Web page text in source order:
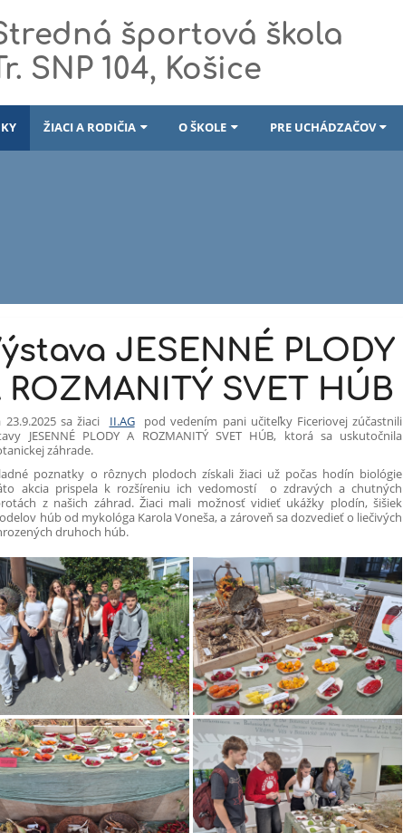
športová škola
SNP 104, Košice
ŽIACI A RODIČIA O ŠKOLE PRE UCHÁDZAČOV
JESENNÉ PLODY
ROZMANITÝ SVET HÚB
23.9.2025 sa žiaci II.AGpod vedením pani učiteľky Ficeriovej zúčastnili
JESENNÉ PLODY A ROZMANITÝ SVET HÚB, ktorá sa uskutočnila
záhrade.
poznatky o rôznych plodoch získali žiaci už počas hodín biológie
akcia prispela k rozšíreniu ich vedomostí o zdravých a chutných
z našich záhrad. Žiaci mali možnosť vidieť ukážky plodín, šišiek
húb od mykológa Karola Voneša, a zároveň sa dozvedieť o liečivých
druhoch húb.